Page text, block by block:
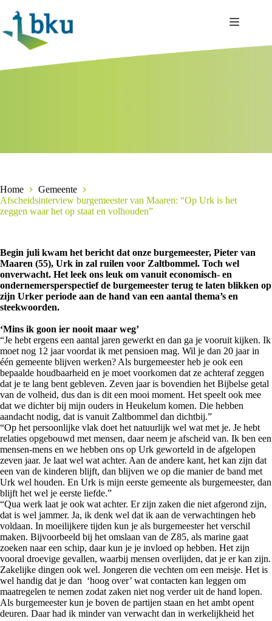
naar
inhoud
Home
Gemeente
Afscheidsinterview burgemeester van Maaren: “Op Urk is het
zeggen waar het op staat en volhouden”
Begin juli kwam het bericht dat onze burgemeester, Pieter van
Maaren (55), Urk in zal ruilen voor Zaltbommel. Toch wel
onverwacht. Het leek ons leuk om vanuit economisch- en
ondernemersperspectief de burgemeester terug te laten blikken op
zijn Urker periode aan de hand van een aantal thema’s en
steekwoorden.
‘Mins ik goon ier nooit maar weg’
“Je hebt ergens een aantal jaren gewerkt en dan ga je vooruit kijken. Ik
moet nog 12 jaar voordat ik met pensioen mag. Wil je dan 20 jaar in
één gemeente blijven werken? Als burgemeester heb je ook een
bepaalde houdbaarheid en je moet voorkomen dat ze achteraf zeggen
dat je te lang bent gebleven. Zeven jaar is bovendien het Bijbelse getal
van de volheid, dus dan is dit een mooi moment. Het speelt ook mee
dat we dichter bij mijn ouders in Heukelum komen. Die hebben
aandacht nodig, dat is vanuit Zaltbommel dan dichtbij.”
“Op het persoonlijke vlak doet het natuurlijk wel wat met je. Je hebt
relaties opgebouwd met mensen, daar neem je afscheid van. Ik ben een
mensen-mens en we hebben ons op Urk geworteld in de afgelopen
zeven jaar. Je laat wel wat achter. Aan de andere kant, het kan zijn dat
een van de kinderen blijft, dan blijven we op die manier de band met
Urk wel houden. En Urk is mijn eerste gemeente als burgemeester, dan
blijft het wel je eerste liefde.”
“Qua werk laat je ook wat achter. Er zijn zaken die niet afgerond zijn,
dat is wel jammer. Ja, ik denk wel dat ik aan de verwachtingen heb
voldaan. In moeilijkere tijden kun je als burgemeester het verschil
maken. Bijvoorbeeld bij het omslaan van de Z85, als marine gaat
zoeken naar een schip, daar kun je je invloed op hebben. Het zijn
vooral droevige gevallen, waarbij mensen overlijden, dat je er kan zijn.
Zakelijke dingen ook wel. Jongeren die vechten om een meisje. Het is
wel handig dat je dan ‘hoog over’ wat contacten kan leggen om
maatregelen te nemen zodat zaken niet nog verder uit de hand lopen.
Als burgemeester kun je boven de partijen staan en het ambt opent
deuren. Daar had ik minder van verwacht dan in werkelijkheid het